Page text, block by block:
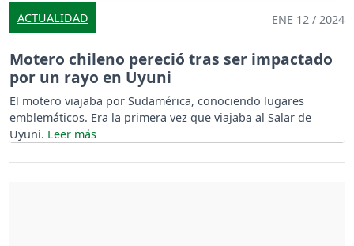
ACTUALIDAD ENE 12 / 2024
Motero chileno pereció tras ser impactado
por un rayo en Uyuni
El motero viajaba por Sudamérica, conociendo lugares
emblemáticos. Era la primera vez que viajaba al Salar de
Uyuni.